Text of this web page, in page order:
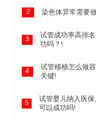
2 染色体异常需要
3
试管成功率高排
功吗？!
4
试管移植怎么做
关键!
5
试管婴儿纳入医
可以成功吗!